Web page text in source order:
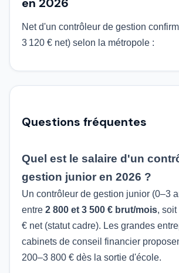
Net d'un contrôleur de gestion
3 120 € net) selon la métropole :
Questions fréquentes
Quel est le salaire d'un
gestion junior en 2026 ?
Un contrôleur de gestion junior (0–3
entre 2 800 et 3 500 € brut/mois,
€ net (statut cadre). Les grandes
cabinets de conseil financier
200–3 800 € dès la sortie d'école.